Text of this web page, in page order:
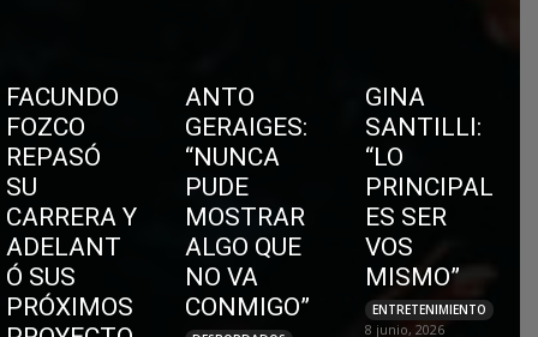
FACUNDO
FOZCO
REPASÓ
SU
CARRERA Y
ADELANT
Ó SUS
PRÓXIMOS
ANTO
GERAIGES:
“NUNCA
PUDE
MOSTRAR
ALGO QUE
NO VA
CONMIGO”
GINA
SANTILLI:
“LO
PRINCIPAL
ES SER
VOS
MISMO”
ENTRETENIMIENTO
8 junio, 2026